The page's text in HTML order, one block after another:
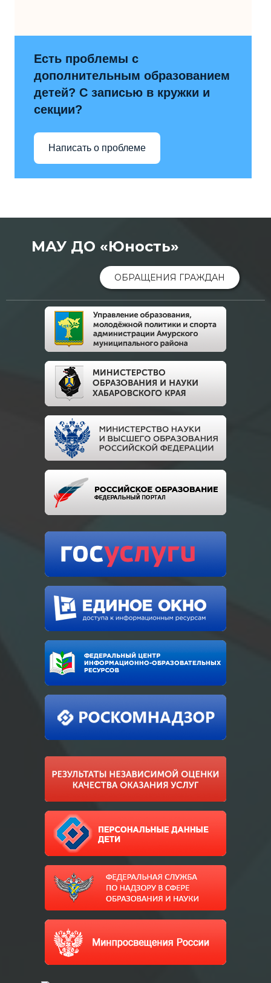
Есть проблемы с
дополнительным образованием
детей? С записью в кружки и
секции?
Написать о проблеме
МАУ ДО «Юность»
ОБРАЩЕНИЯ ГРАЖДАН